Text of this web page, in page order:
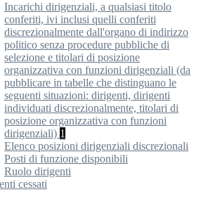
Incarichi dirigenziali, a qualsiasi titolo
conferiti, ivi inclusi quelli conferiti
discrezionalmente dall'organo di indirizzo
politico senza procedure pubbliche di
selezione e titolari di posizione
organizzativa con funzioni dirigenziali (da
pubblicare in tabelle che distinguano le
seguenti situazioni: dirigenti, dirigenti
individuati discrezionalmente, titolari di
posizione organizzativa con funzioni
dirigenziali) 1
Elenco posizioni dirigenziali discrezionali
Posti di funzione disponibili
Ruolo dirigenti
cessati